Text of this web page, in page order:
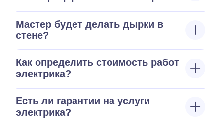
Мастер будет делать дырки в
стене?
Как определить стоимость работ
электрика?
Есть ли гарантии на услуги
электрика?